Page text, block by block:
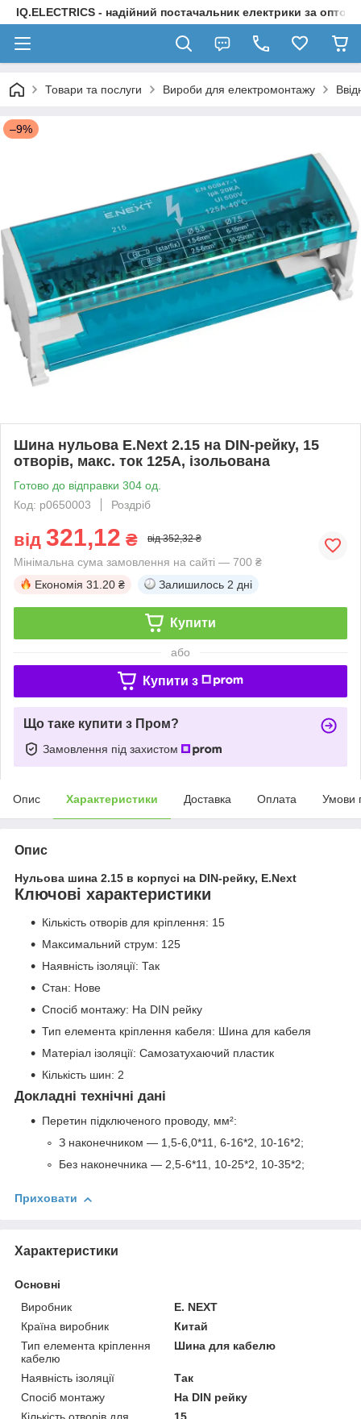
IQ.ELECTRICS - надійний постачальник електрики за
Товари та послуги Вироби для електромонтажу
–9%
Шина нульова E.Next 2.15 на DIN-рейку, 15
отворів, макс. ток 125A, ізольована
Готово до відправки 304 од.
Код: p0650003
Роздріб
від 321,12 ₴ від 352,32 ₴
Мінімальна сума замовлення на сайті — 700 ₴
Економія 31.20 ₴ Залишилось 2 дні
Купити
або
Купити з
Що таке купити з Пром?
Замовлення під захистом
Опис Характеристики Доставка Оплата Умови
Опис
Нульова шина 2.15 в корпусі на DIN-рейку, E.Next
Ключові характеристики
Кількість отворів для кріплення: 15
Максимальний струм: 125
Наявність ізоляції: Так
Стан: Нове
Спосіб монтажу: На DIN рейку
Тип елемента кріплення кабеля: Шина для кабеля
Матеріал ізоляції: Самозатухаючий пластик
Кількість шин: 2
Докладні технічні дані
Перетин підключеного проводу, мм²:
З наконечником — 1,5-6,0*11, 6-16*2, 10-16*2;
Без наконечника — 2,5-6*11, 10-25*2, 10-35*2;
Приховати
Характеристики
Основні
Виробник
E. NEXT
Країна виробник
Китай
Тип елемента кріплення
кабелю
Шина для кабелю
Наявність ізоляції
Так
Спосіб монтажу
На DIN рейку
Кількість отворів для
15